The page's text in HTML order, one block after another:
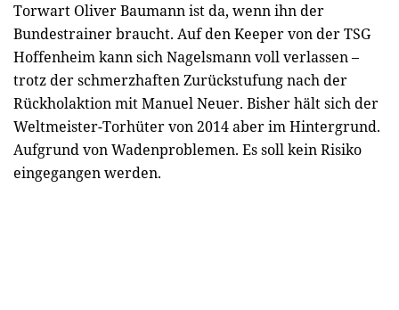
Torwart Oliver Baumann ist da, wenn ihn der
Bundestrainer braucht. Auf den Keeper von der TSG
Hoffenheim kann sich Nagelsmann voll verlassen –
trotz der schmerzhaften Zurückstufung nach der
Rückholaktion mit Manuel Neuer. Bisher hält sich der
Weltmeister-Torhüter von 2014 aber im Hintergrund.
Aufgrund von Wadenproblemen. Es soll kein Risiko
eingegangen werden.